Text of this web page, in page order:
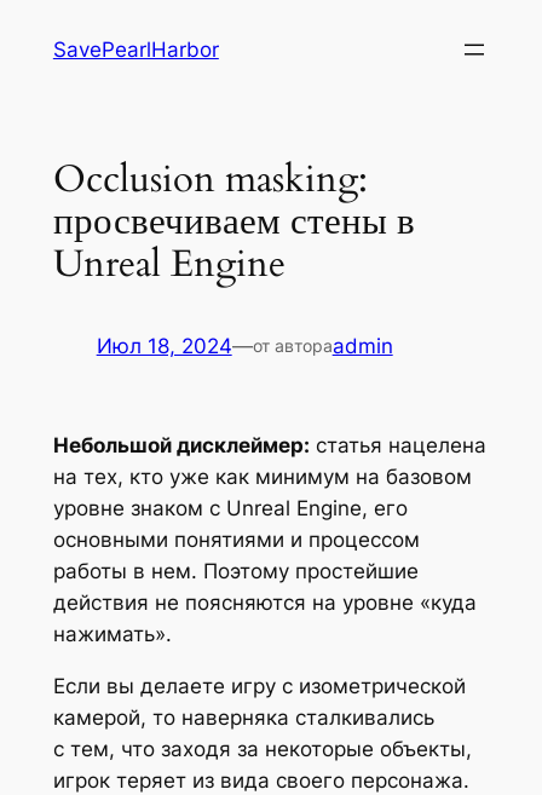
SavePearlHarbor
Occlusion masking:
просвечиваем стены в
Unreal Engine
Июл 18, 2024—от автораadmin
Небольшой дисклеймер: статья нацелена
на тех, кто уже как минимум на базовом
уровне знаком с Unreal Engine, его
основными понятиями и процессом
работы в нем. Поэтому простейшие
действия не поясняются на уровне «куда
нажимать».
Если вы делаете игру с изометрической
камерой, то наверняка сталкивались
с тем, что заходя за некоторые объекты,
игрок теряет из вида своего персонажа.